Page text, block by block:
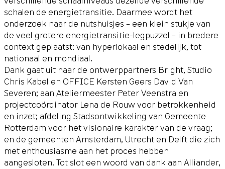
schalen de energietransitie. Daarmee wordt het
onderzoek naar de nutshuisjes – een klein stukje van
de veel grotere energietransitie-legpuzzel – in bredere
context geplaatst: van hyperlokaal en stedelijk, tot
nationaal en mondiaal.
Dank gaat uit naar de ontwerppartners Bright, Studio
Chris Kabel en OFFICE Kersten Geers David Van
Severen; aan Ateliermeester Peter Veenstra en
projectcoördinator Lena de Rouw voor betrokkenheid
en inzet; afdeling Stadsontwikkeling van Gemeente
Rotterdam voor het visionaire karakter van de vraag;
en de gemeenten Amsterdam, Utrecht en Delft die zich
met enthousiasme aan het proces hebben
aangesloten. Tot slot een woord van dank aan Alliander,